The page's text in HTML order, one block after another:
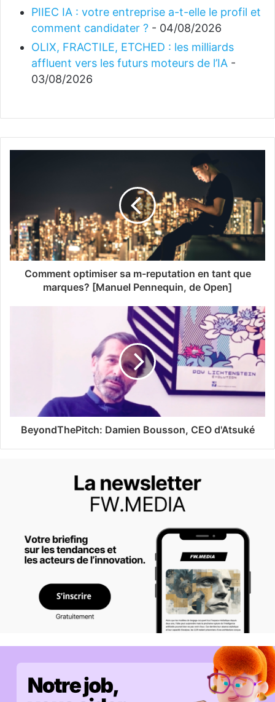
PIIEC IA : votre entreprise a-t-elle le profil et
comment candidater ? - 04/08/2026
OLIX, FRACTILE, ETCHED : les milliards
affluent vers les futurs moteurs de l’IA -
03/08/2026
Comment optimiser sa m-reputation en tant que
marques? [Manuel Pennequin, de Open]
BeyondThePitch: Damien Bousson, CEO d'Atsuké